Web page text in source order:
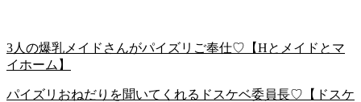
3人の爆乳メイドさんがパイズリご奉仕♡【Hとメイドとマ
イホーム】
パイズリおねだりを聞いてくれるドスケベ委員長♡【ドスケ